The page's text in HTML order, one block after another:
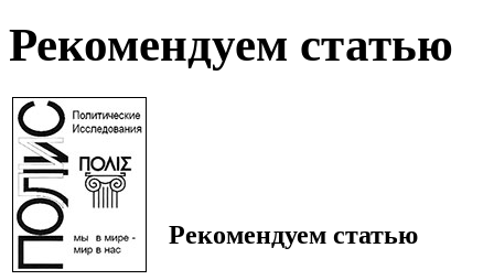
Рекомендуем статью
Рекомендуем статью